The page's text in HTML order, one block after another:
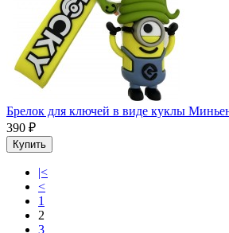
Брелок для ключей в виде куклы
390 ₽
Купить
|<
<
1
2
3